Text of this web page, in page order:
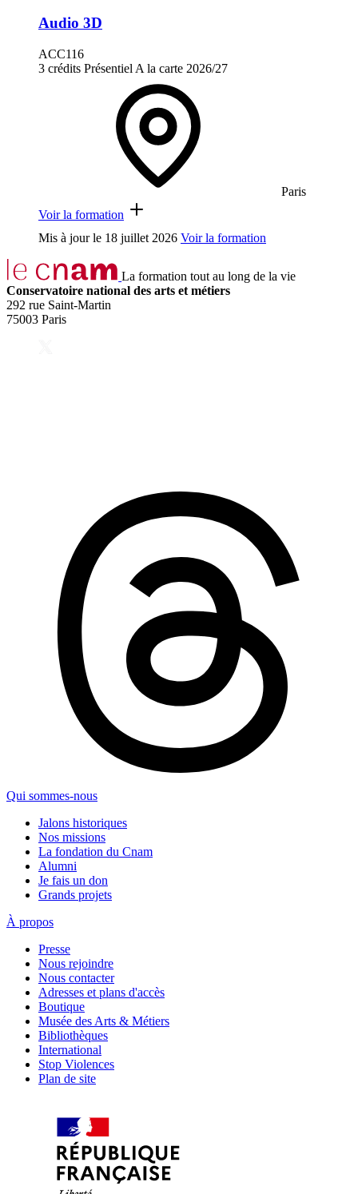
Audio 3D
ACC116
3 crédits Présentiel A la carte 2026/27
Paris
Voir la formation
Mis à jour le 18 juillet 2026 Voir la formation
La formation tout au long de la vie
Conservatoire national des arts et métiers
292 rue Saint-Martin
75003 Paris
Qui sommes-nous
Jalons historiques
Nos missions
La fondation du Cnam
Alumni
Je fais un don
Grands projets
À propos
Presse
Nous rejoindre
Nous contacter
Adresses et plans d'accès
Boutique
Musée des Arts & Métiers
Bibliothèques
International
Stop Violences
Plan de site